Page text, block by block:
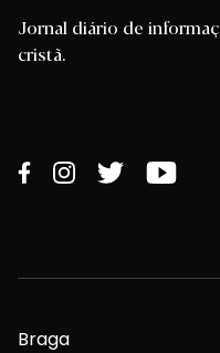
Jornal diário de
cristã.
Braga